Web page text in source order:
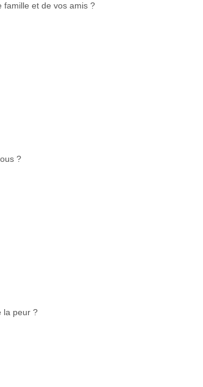
famille et de vos amis ?
?
la peur ?